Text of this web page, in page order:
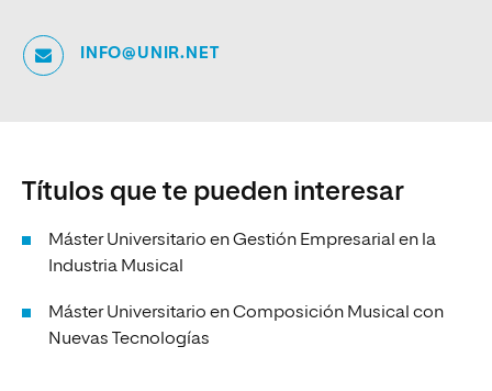
INFO@UNIR.NET
Títulos que te pueden interesar
Máster Universitario en Gestión Empresarial en la
Industria Musical
Máster Universitario en Composición Musical con
Nuevas Tecnologías